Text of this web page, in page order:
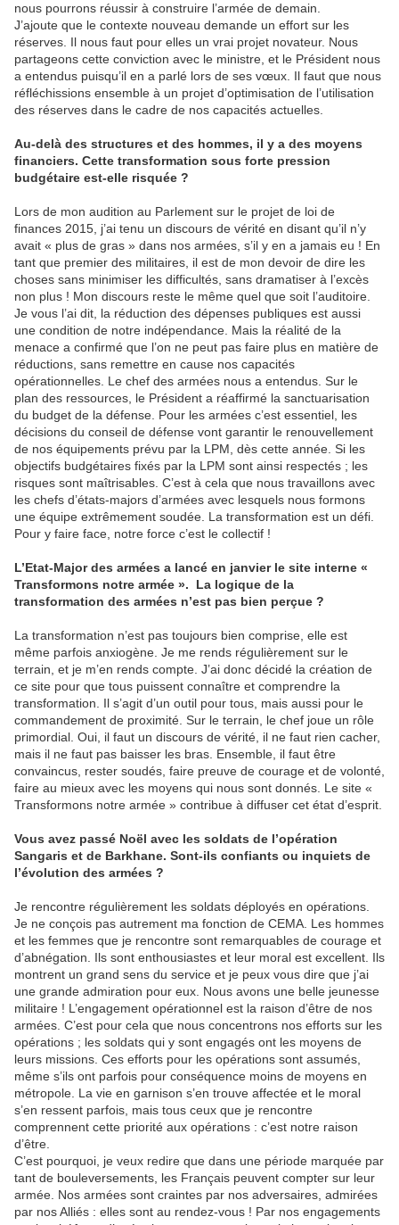
nous pourrons réussir à construire l’armée de demain.
J’ajoute que le contexte nouveau demande un effort sur les
réserves. Il nous faut pour elles un vrai projet novateur. Nous
partageons cette conviction avec le ministre, et le Président nous
a entendus puisqu’il en a parlé lors de ses vœux. Il faut que nous
réfléchissions ensemble à un projet d’optimisation de l’utilisation
des réserves dans le cadre de nos capacités actuelles.
Au-delà des structures et des hommes, il y a des moyens
financiers. Cette transformation sous forte pression
budgétaire est-elle risquée ?
Lors de mon audition au Parlement sur le projet de loi de
finances 2015, j’ai tenu un discours de vérité en disant qu’il n’y
avait « plus de gras » dans nos armées, s’il y en a jamais eu ! En
tant que premier des militaires, il est de mon devoir de dire les
choses sans minimiser les difficultés, sans dramatiser à l’excès
non plus ! Mon discours reste le même quel que soit l’auditoire.
Je vous l’ai dit, la réduction des dépenses publiques est aussi
une condition de notre indépendance. Mais la réalité de la
menace a confirmé que l’on ne peut pas faire plus en matière de
réductions, sans remettre en cause nos capacités
opérationnelles. Le chef des armées nous a entendus. Sur le
plan des ressources, le Président a réaffirmé la sanctuarisation
du budget de la défense. Pour les armées c’est essentiel, les
décisions du conseil de défense vont garantir le renouvellement
de nos équipements prévu par la LPM, dès cette année. Si les
objectifs budgétaires fixés par la LPM sont ainsi respectés ; les
risques sont maîtrisables. C’est à cela que nous travaillons avec
les chefs d’états-majors d’armées avec lesquels nous formons
une équipe extrêmement soudée. La transformation est un défi.
Pour y faire face, notre force c’est le collectif !
L’Etat-Major des armées a lancé en janvier le site interne «
Transformons notre armée ». La logique de la
transformation des armées n’est pas bien perçue ?
La transformation n’est pas toujours bien comprise, elle est
même parfois anxiogène. Je me rends régulièrement sur le
terrain, et je m’en rends compte. J’ai donc décidé la création de
ce site pour que tous puissent connaître et comprendre la
transformation. Il s’agit d’un outil pour tous, mais aussi pour le
commandement de proximité. Sur le terrain, le chef joue un rôle
primordial. Oui, il faut un discours de vérité, il ne faut rien cacher,
mais il ne faut pas baisser les bras. Ensemble, il faut être
convaincus, rester soudés, faire preuve de courage et de volonté,
faire au mieux avec les moyens qui nous sont donnés. Le site «
Transformons notre armée » contribue à diffuser cet état d’esprit.
Vous avez passé Noël avec les soldats de l’opération
Sangaris et de Barkhane. Sont-ils confiants ou inquiets de
l’évolution des armées ?
Je rencontre régulièrement les soldats déployés en opérations.
Je ne conçois pas autrement ma fonction de CEMA. Les hommes
et les femmes que je rencontre sont remarquables de courage et
d’abnégation. Ils sont enthousiastes et leur moral est excellent. Ils
montrent un grand sens du service et je peux vous dire que j’ai
une grande admiration pour eux. Nous avons une belle jeunesse
militaire ! L’engagement opérationnel est la raison d’être de nos
armées. C’est pour cela que nous concentrons nos efforts sur les
opérations ; les soldats qui y sont engagés ont les moyens de
leurs missions. Ces efforts pour les opérations sont assumés,
même s’ils ont parfois pour conséquence moins de moyens en
métropole. La vie en garnison s’en trouve affectée et le moral
s’en ressent parfois, mais tous ceux que je rencontre
comprennent cette priorité aux opérations : c’est notre raison
d’être.
C’est pourquoi, je veux redire que dans une période marquée par
tant de bouleversements, les Français peuvent compter sur leur
armée. Nos armées sont craintes par nos adversaires, admirées
par nos Alliés : elles sont au rendez-vous ! Par nos engagements